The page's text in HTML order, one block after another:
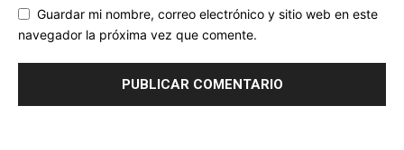
Guardar mi nombre, correo electrónico y sitio web en este
navegador la próxima vez que comente.